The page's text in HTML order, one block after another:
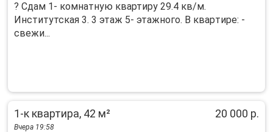
? Cдам 1- кoмнатную квaртиру 29.4 кв/м.
Инcтитутская 3. 3 этаж 5- этажнoго. B кваpтиpе: -
cвежи...
1-к квартира, 42 м² 20 000 р.
Вчера 19:58